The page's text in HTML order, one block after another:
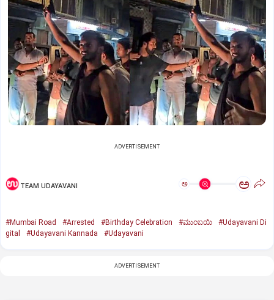
ADVERTISEMENT
TEAM UDAYAVANI ಅ ಅ
#Mumbai Road #Arrested #Birthday Celebration #ಮುಂಬಯಿ
#Udayavani Di
gital
#Udayavani Kannada #Udayavani
ADVERTISEMENT